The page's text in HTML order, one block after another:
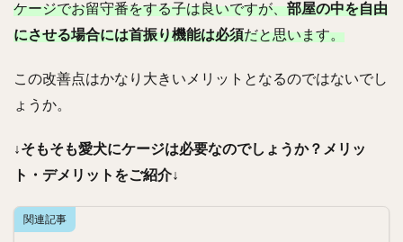
ケージでお留守番をする子は良いですが、部屋の中を自由
にさせる場合には首振り機能は必須だと思います。
この改善点はかなり大きいメリットとなるのではないでし
ょうか。
↓そもそも愛犬にケージは必要なのでしょうか？メリッ
ト・デメリットをご紹介↓
関連記事